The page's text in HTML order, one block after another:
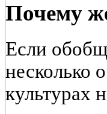
Почему
Если
несколько
культурах